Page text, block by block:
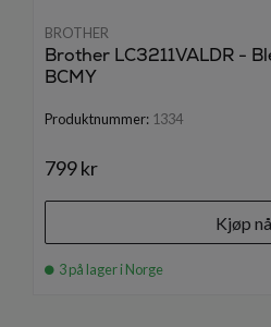
BROTHER
Brother LC3211VALDR -
BCMY
Produktnummer: 1334
799 kr
Kjøp nå
3 på lager i Norge